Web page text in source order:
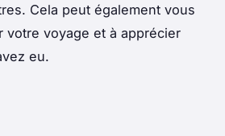
Cela peut également vous
votre voyage et à apprécier
eu.